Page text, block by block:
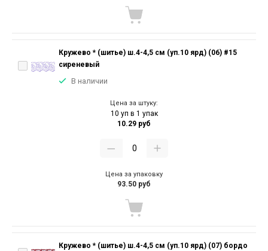
Кружево * (шитье) ш.4-4,5 см (уп.10 ярд) (06) #15
сиреневый
В наличии
Цена за штуку:
10 уп в 1 упак
10.29 руб
Цена за упаковку
93.50 руб
Кружево * (шитье) ш.4-4,5 см (уп.10 ярд) (07) бордо